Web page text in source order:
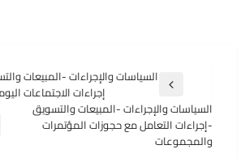
المقالات
المقالة
السابقة
السياسات والإجراءات -المبيعات
إجراءات الاجتماعات
المقالة
التالية
السياسات والإجراءات -المبيعات والتسويق
-إجراءات التعامل مع حجوزات المؤتمرات
والمجموعات